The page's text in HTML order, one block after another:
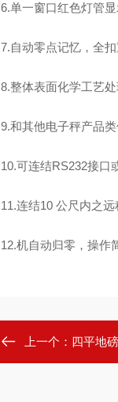
6.单一窗口红色灯管
7.自动零点记忆，全扣
8.整体表面化学工艺
9.和其他电子秤产品
10.可连结RS232接口
11.连结10 公尺内之远
12.机自动归零，操作
上一个： 四平地磅-